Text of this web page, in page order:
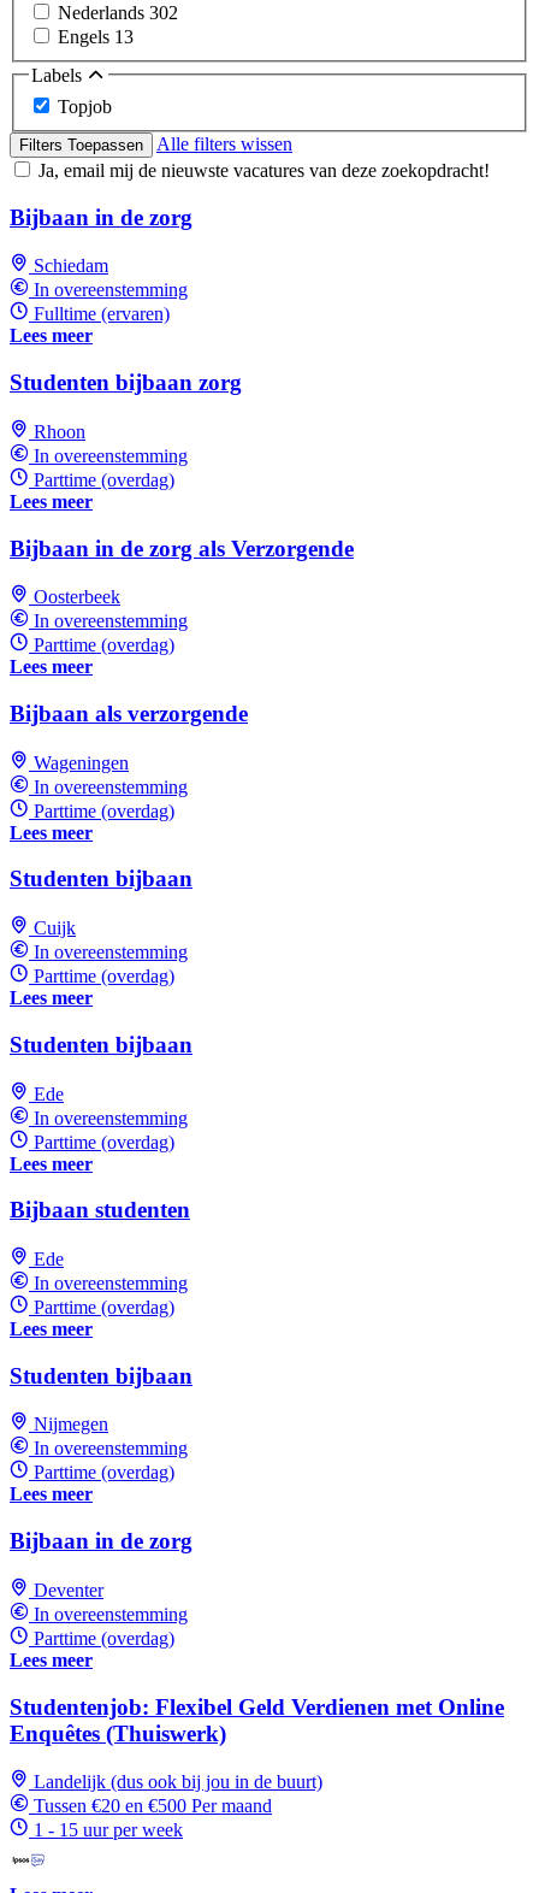
Nederlands 302
Engels 13
Labels
Topjob
Filters Toepassen
Alle filters wissen
Ja, email mij de nieuwste vacatures van deze zoekopdracht!
Bijbaan in de zorg
Schiedam
In overeenstemming
Fulltime (ervaren)
Lees meer
Studenten bijbaan zorg
Rhoon
In overeenstemming
Parttime (overdag)
Lees meer
Bijbaan in de zorg als Verzorgende
Oosterbeek
In overeenstemming
Parttime (overdag)
Lees meer
Bijbaan als verzorgende
Wageningen
In overeenstemming
Parttime (overdag)
Lees meer
Studenten bijbaan
Cuijk
In overeenstemming
Parttime (overdag)
Lees meer
Studenten bijbaan
Ede
In overeenstemming
Parttime (overdag)
Lees meer
Bijbaan studenten
Ede
In overeenstemming
Parttime (overdag)
Lees meer
Studenten bijbaan
Nijmegen
In overeenstemming
Parttime (overdag)
Lees meer
Bijbaan in de zorg
Deventer
In overeenstemming
Parttime (overdag)
Lees meer
Studentenjob: Flexibel Geld Verdienen met Online
Enquêtes (Thuiswerk)
Landelijk (dus ook bij jou in de buurt)
Tussen €20 en €500 Per maand
1 - 15 uur per week